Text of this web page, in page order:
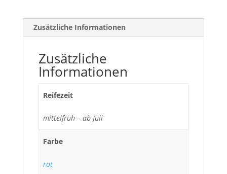
Zusätzliche Informationen
Zusätzliche
Informationen
Reifezeit
mittelfrüh – ab Juli
Farbe
rot